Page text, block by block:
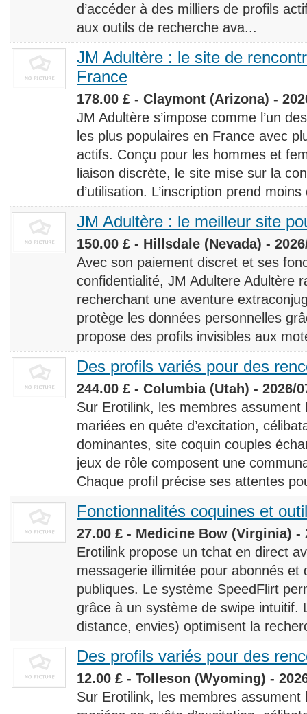
d’accéder à des milliers de profils
aux outils de recherche ava...
JM Adultère : le site de
France
178.00 £ - Claymont (Arizona) -
JM Adultère s’impose comme l’un
les plus populaires en France avec
actifs. Conçu pour les hommes et
liaison discrète, le site mise sur la
d’utilisation. L’inscription prend
JM Adultère : le meilleur site
150.00 £ - Hillsdale (Nevada) -
Avec son paiement discret et ses
confidentialité, JM Adultere Adultère
recherchant une aventure
protège les données personnelles
propose des profils invisibles aux
Des profils variés pour des
244.00 £ - Columbia (Utah) - 2026/
Sur Erotilink, les membres
mariées en quête d’excitation,
dominantes, site coquin couples
jeux de rôle composent une
Chaque profil précise ses attentes
Fonctionnalités coquines et
27.00 £ - Medicine Bow (Virginia) -
Erotilink propose un tchat en direct
messagerie illimitée pour abonnés et
publiques. Le système SpeedFlirt
grâce à un système de swipe intuitif.
distance, envies) optimisent la
Des profils variés pour des
12.00 £ - Tolleson (Wyoming) -
Sur Erotilink, les membres